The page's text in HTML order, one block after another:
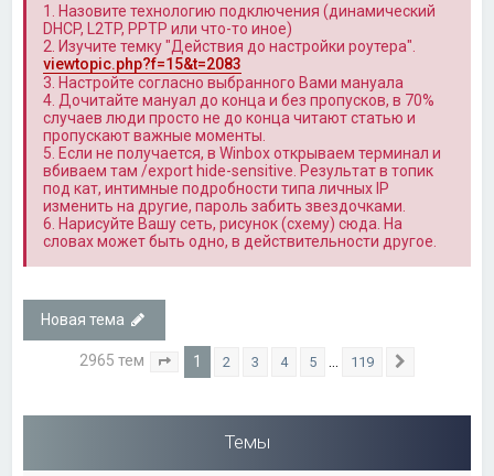
1. Назовите технологию подключения (динамический
DHCP, L2TP, PPTP или что-то иное)
2. Изучите темку "Действия до настройки роутера".
viewtopic.php?f=15&t=2083
3. Настройте согласно выбранного Вами мануала
4. Дочитайте мануал до конца и без пропусков, в 70%
случаев люди просто не до конца читают статью и
пропускают важные моменты.
5. Если не получается, в Winbox открываем терминал и
вбиваем там /export hide-sensitive. Результат в топик
под кат, интимные подробности типа личных IP
изменить на другие, пароль забить звездочками.
6. Нарисуйте Вашу сеть, рисунок (схему) сюда. На
словах может быть одно, в действительности другое.
Новая тема
2965 тем Страница из 119
1 2 3 4 5 119
Темы